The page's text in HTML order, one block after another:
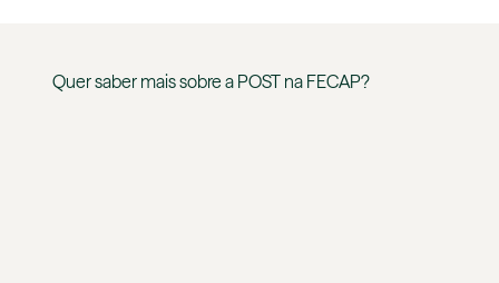
Quer saber mais sobre a POST na FECAP?